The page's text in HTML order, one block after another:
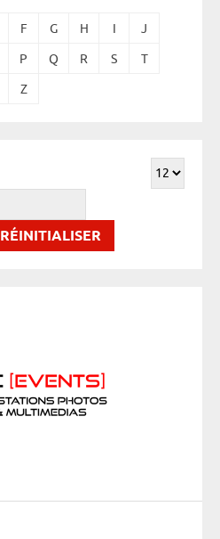
F G H I J
P Q R S T
Z
RÉINITIALISER